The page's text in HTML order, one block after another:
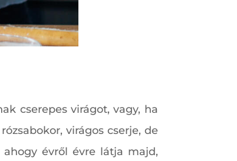
cserepes virágot, vagy, ha
virágos cserje, de
évről évre látja majd,